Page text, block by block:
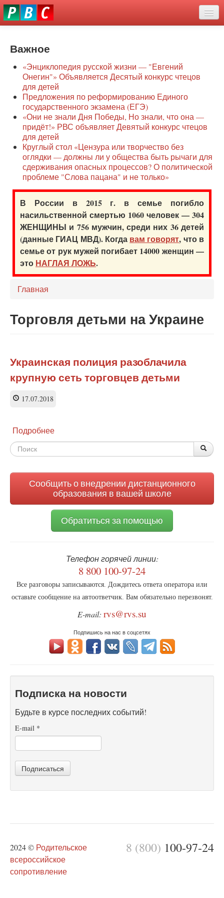
Перейти
к
О нас
Защита семей
Образование
Наше сопротивление
Регионы
Видео
Важное
«Энциклопедия русской жизни — "Евгений
Онегин"» Объявляется Десятый конкурс чтецов
для детей
Предложения по реформированию Единого
государственного экзамена (ЕГЭ)
«Они не знали Дня Победы, Но знали, что она —
придёт!» РВС объявляет Девятый конкурс чтецов
для детей
Круглый стол «Цензура или творчество без
оглядки — должны ли у общества быть рычаги для
сдерживания опасных процессов? О политической
проблеме "Слова пацана" и не только»
В России в 2015 г. в семье погибло
насильственной смертью 1060 человек — 304
ЖЕНЩИНЫ и 756 мужчин, среди них 36 детей
(данные ГИАЦ МВД). Когда вам говорят, что в
семье от рук мужей погибает 14000 женщин —
это НАГЛАЯ ЛОЖЬ.
Главная
Торговля детьми на Украине
Украинская полиция разоблачила
крупную сеть торговцев детьми
17.07.2018
Подробнее
Украинская
разоблачила
крупную
сеть
торговцев
детьми
Форма
Сообщить о внедрении дистанционного
образования в вашей школе
Обратиться за помощью
Телефон горячей линии:
8 800 100-97-24
Все разговоры записываются. Дождитесь ответа оператора или
оставьте сообщение на автоответчик. Вам обязательно перезвонят.
E-mail: rvs@rvs.su
Подпишись на нас в соцсетях
Подписка на новости
Будьте в курсе последних событий!
E-mail *
Подписаться
8 (800) 100-97-24
2024 © Родительское
всероссийское
сопротивление